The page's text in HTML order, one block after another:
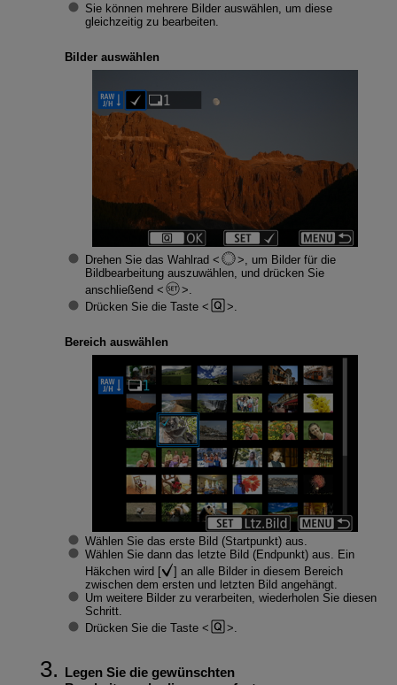
Sie können mehrere Bilder auswählen, um diese
gleichzeitig zu bearbeiten.
Bilder auswählen
Drehen Sie das Wahlrad
, um Bilder für die
Bildbearbeitung auszuwählen, und drücken Sie
anschließend
Drücken Sie die Taste
Bereich auswählen
Wählen Sie das erste Bild (Startpunkt) aus.
Wählen Sie dann das letzte Bild (Endpunkt) aus. Ein
Häkchen wird [
] an alle Bilder in diesem Bereich
zwischen dem ersten und letzten Bild angehängt.
Um weitere Bilder zu verarbeiten, wiederholen Sie diesen
Schritt.
Drücken Sie die Taste
Legen Sie die gewünschten